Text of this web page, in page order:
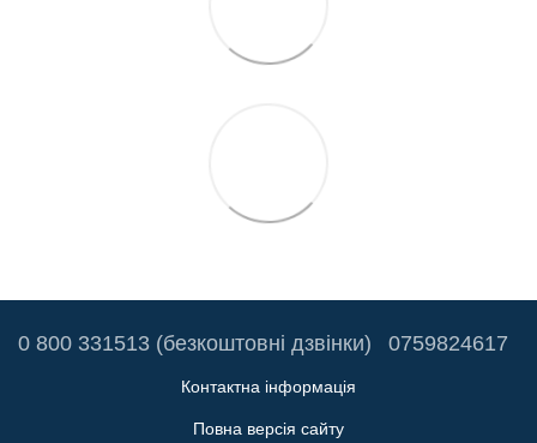
0 800 331513 (безкоштовні дзвінки) 0759824617
Контактна інформація
Повна версія сайту